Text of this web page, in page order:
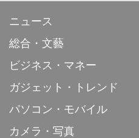
ニュース
総合・文藝
ビジネス・マネー
ガジェット・トレンド
パソコン・モバイル
カメラ・写真